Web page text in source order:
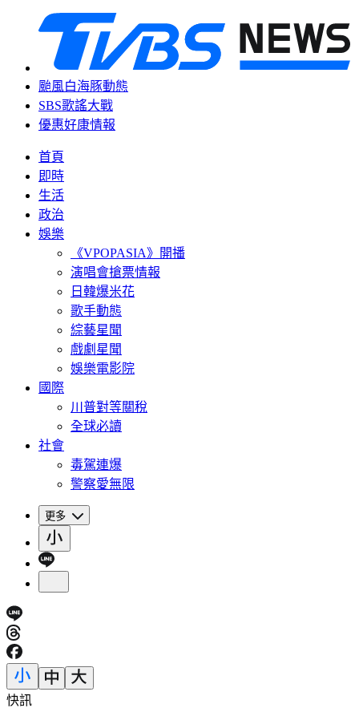
颱風白海豚動態
SBS歌謠大戰
優惠好康情報
首頁
即時
生活
政治
娛樂
《VPOPASIA》開播
演唱會搶票情報
日韓爆米花
歌手動態
綜藝星聞
戲劇星聞
娛樂電影院
國際
川普對等關稅
全球必讀
社會
毒駕連爆
警察愛無限
更多
快訊